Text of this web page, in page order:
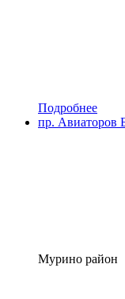
Подробнее
пр. Авиаторов
Мурино район